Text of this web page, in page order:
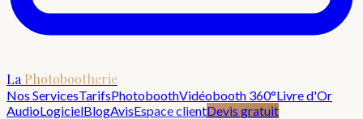
La Photobootherie
Nos ServicesTarifsPhotoboothVidéobooth 360°Livre d'Or
AudioLogicielBlogAvisEspace clientDevis gratuit